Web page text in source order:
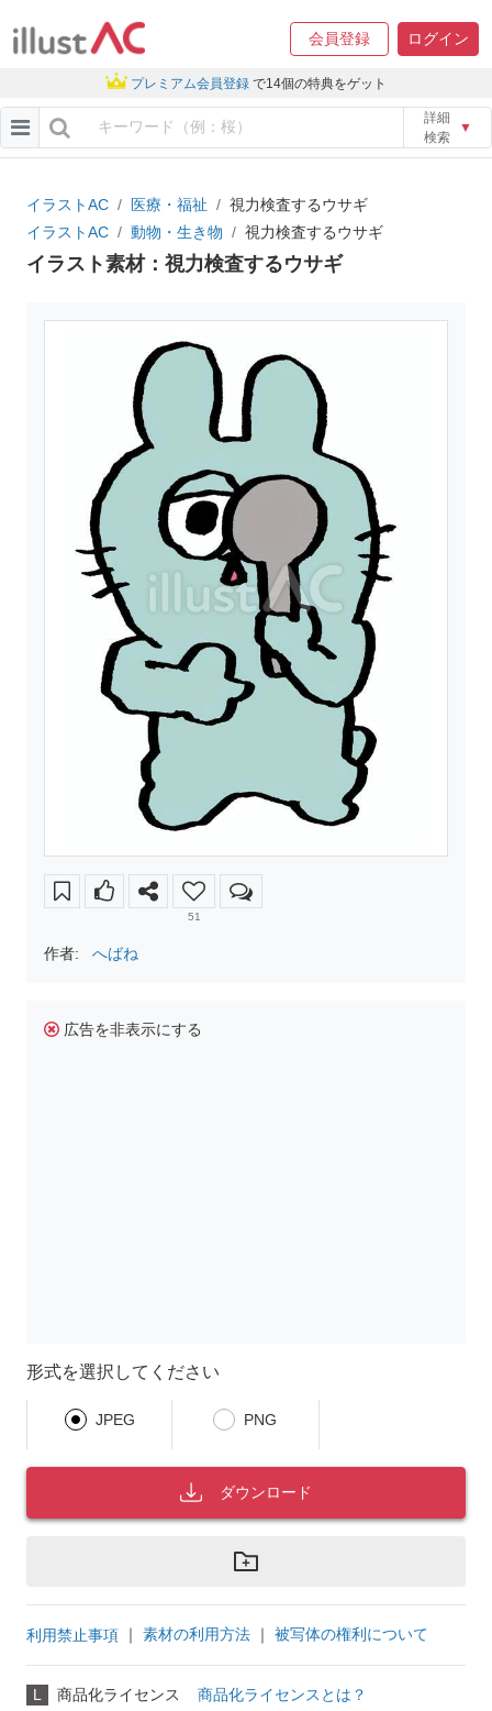
会員登録 ログイン
プレミアム会員登録 で14個の特典をゲット
詳細
検索
▼
イラストAC 医療・福祉
視力検査するウサギ
イラストAC
動物・生き物 視力検査するウサギ
イラスト素材：視力検査するウサギ
51
作者: へばね
広告を非表示にする
形式を選択してください
JPEG PNG
ダウンロード
利用禁止事項 ｜ 素材の利用方法 ｜ 被写体の権利について
L 商品化ライセンス 商品化ライセンスとは？